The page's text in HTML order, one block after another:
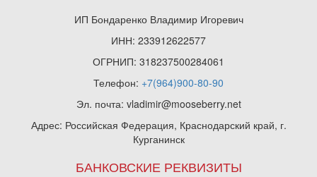
ИП Бондаренко Владимир Игоревич
ИНН: 233912622577
ОГРНИП: 318237500284061
Телефон: +7(964)900-80-90
Эл. почта: vladimir@mooseberry.net
Адрес: Российская Федерация, Краснодарский край, г.
Курганинск
БАНКОВСКИЕ РЕКВИЗИТЫ